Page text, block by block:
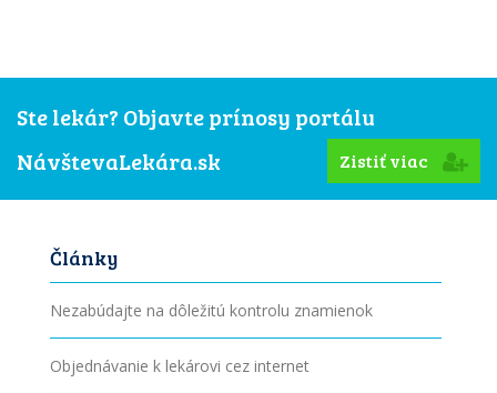
Ste lekár? Objavte prínosy portálu
NávštevaLekára.sk
Zistiť viac
Články
Nezabúdajte na dôležitú kontrolu znamienok
Objednávanie k lekárovi cez internet